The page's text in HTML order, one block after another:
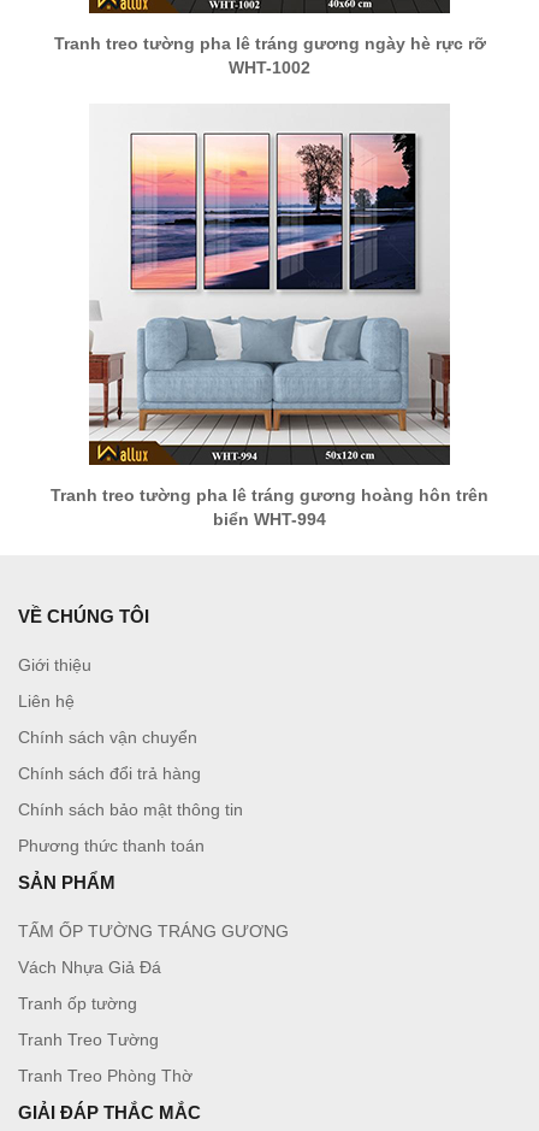
Tranh treo tường pha lê tráng gương ngày hè rực rỡ
WHT-1002
Tranh treo tường pha lê tráng gương hoàng hôn trên
biển WHT-994
VỀ CHÚNG TÔI
Giới thiệu
Liên hệ
Chính sách vận chuyển
Chính sách đổi trả hàng
Chính sách bảo mật thông tin
Phương thức thanh toán
SẢN PHẨM
TẤM ỐP TƯỜNG TRÁNG GƯƠNG
Vách Nhựa Giả Đá
Tranh ốp tường
Tranh Treo Tường
Tranh Treo Phòng Thờ
GIẢI ĐÁP THẮC MẮC